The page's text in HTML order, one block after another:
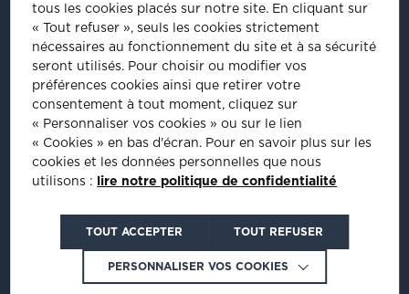
Inscrivez-vous pour être informé de nos prochains évènements :
INSCRIPTION
PLUS D'INFORMATIONS
tous les cookies placés sur notre site. En cliquant sur
« Tout refuser », seuls les cookies strictement
nécessaires au fonctionnement du site et à sa sécurité
seront utilisés. Pour choisir ou modifier vos
préférences cookies ainsi que retirer votre
consentement à tout moment, cliquez sur
« Personnaliser vos cookies » ou sur le lien
« Cookies » en bas d'écran. Pour en savoir plus sur les
cookies et les données personnelles que nous
utilisons :
lire notre politique de confidentialité
TOUT ACCEPTER TOUT REFUSER
PERSONNALISER VOS COOKIES